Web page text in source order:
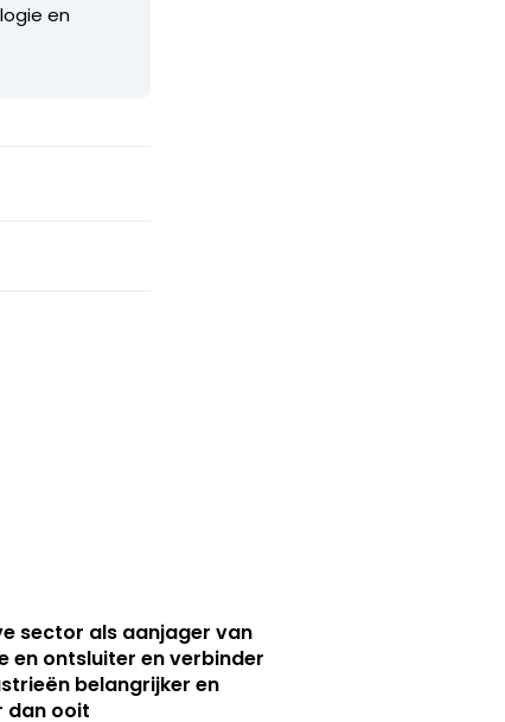
en
sector als aanjager van
en ontsluiter en verbinder
belangrijker en
dan ooit